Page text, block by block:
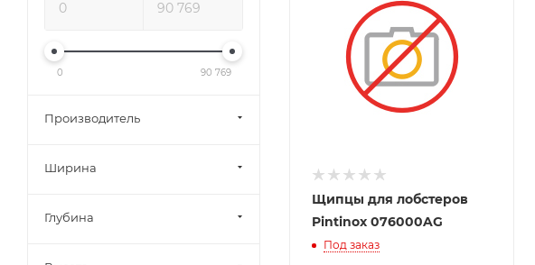
Щипцы для лобстеров
Pintinox 076000AG
Под заказ
0 90 769
Производитель
Ширина
Глубина